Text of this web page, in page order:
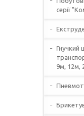
серії
Гнучкий
9м, 12м,